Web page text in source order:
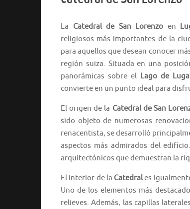
La Catedral de San Lorenzo en
religiosos más importantes de la
para aquellos que desean conocer
región suiza. Situada en una
panorámicas sobre el Lago de
convierte en un punto ideal para
El origen de la Catedral de San
sido objeto de numerosas
renacentista, se desarrolló
aspectos más admirados del
arquitectónicos que demuestran la
El interior de la Catedrales
Uno de los elementos más
relieves. Además, las capillas